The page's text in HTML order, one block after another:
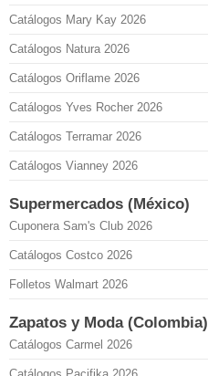
Catálogos Mary Kay 2026
Catálogos Natura 2026
Catálogos Oriflame 2026
Catálogos Yves Rocher 2026
Catálogos Terramar 2026
Catálogos Vianney 2026
Supermercados (México)
Cuponera Sam's Club 2026
Catálogos Costco 2026
Folletos Walmart 2026
Zapatos y Moda (Colombia)
Catálogos Carmel 2026